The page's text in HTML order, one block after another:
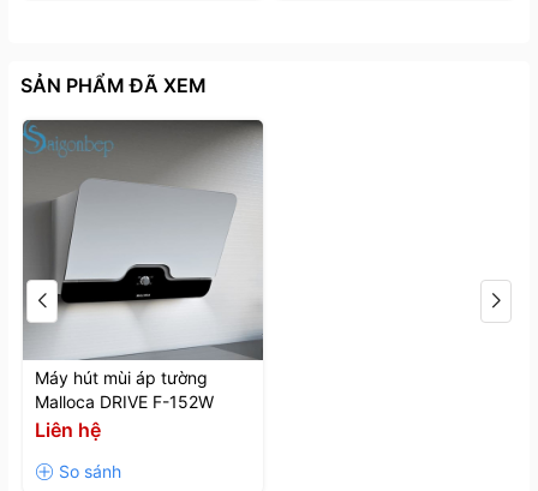
SẢN PHẨM ĐÃ XEM
Máy hút mùi áp tường
Malloca DRIVE F-152W
Liên hệ